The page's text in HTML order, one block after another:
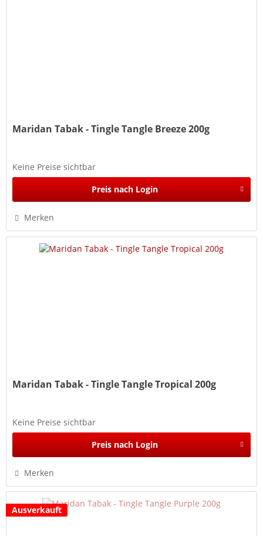
Maridan Tabak - Tingle Tangle Breeze 200g
Keine Preise sichtbar
Preis nach Login
Merken
Maridan Tabak - Tingle Tangle Tropical 200g
Keine Preise sichtbar
Preis nach Login
Merken
Ausverkauft